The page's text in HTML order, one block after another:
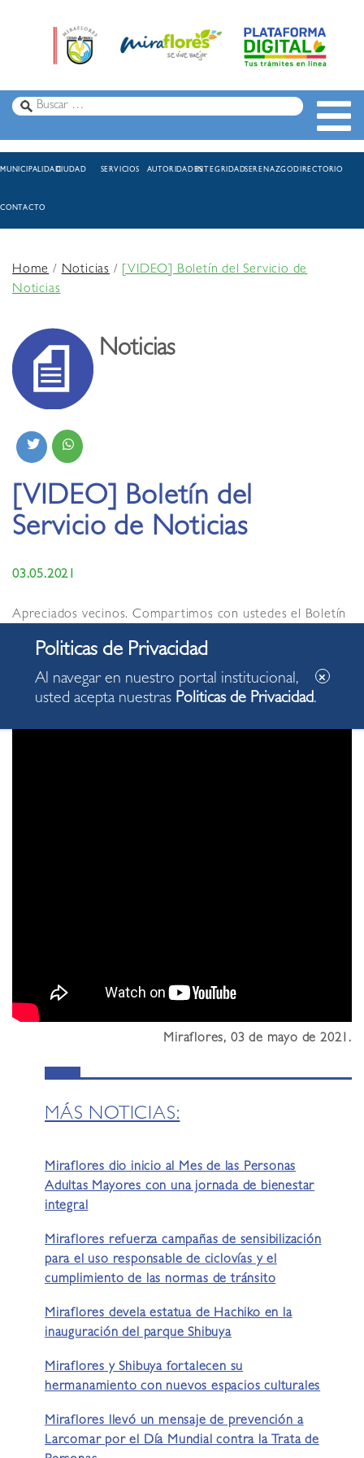
MUNICIPALIDADCIUDAD SERVICIOS AUTORIDADESINTEGRIDADSERENAZGODIRECTORIO
CONTACTO
Home/Noticias /
[VIDEO] Boletín del Servicio de
Noticias
Noticias
[VIDEO] Boletín del
Servicio de Noticias
03.05.2021
Apreciados vecinos. Compartimos con ustedes el Boletín
de hoy lunes, 03 de mayo de 2021, con algunas de las
acciones desarrolladas en nuestro distrito.
Miraflores, 03 de mayo de 2021.
MÁS NOTICIAS:
Miraflores dio inicio al Mes de las Personas
Adultas Mayores con una jornada de bienestar
integral
Miraflores refuerza campañas de sensibilización
para el uso responsable de ciclovías y el
cumplimiento de las normas de tránsito
Miraflores devela estatua de Hachiko en la
inauguración del parque Shibuya
Miraflores y Shibuya fortalecen su
hermanamiento con nuevos espacios culturales
Miraflores llevó un mensaje de prevención a
Larcomar por el Día Mundial contra la Trata de
Al navegar en nuestro portal institucional,
usted acepta nuestras Politicas de Privacidad.